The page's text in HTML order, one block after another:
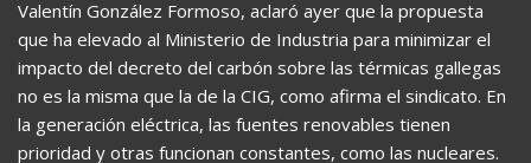
Valentín González Formoso, aclaró ayer que la propuesta
que ha elevado al Ministerio de Industria para minimizar el
impacto del decreto del carbón sobre las térmicas gallegas
no es la misma que la de la CIG, como afirma el sindicato. En
la generación eléctrica, las fuentes renovables tienen
prioridad y otras funcionan constantes, como las nucleares.